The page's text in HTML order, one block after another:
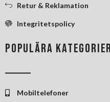
Retur & Reklamation
Integritetspolicy
POPULÄRA
Mobiltelefoner